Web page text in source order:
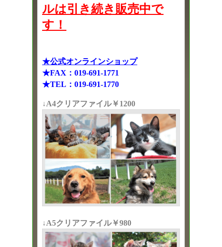
ルは引き続き販売中で
す！
★公式オンラインショップ
★FAX：019-691-1771
★TEL：019-691-1770
↓A4クリアファイル￥1200
↓A5クリアファイル￥980